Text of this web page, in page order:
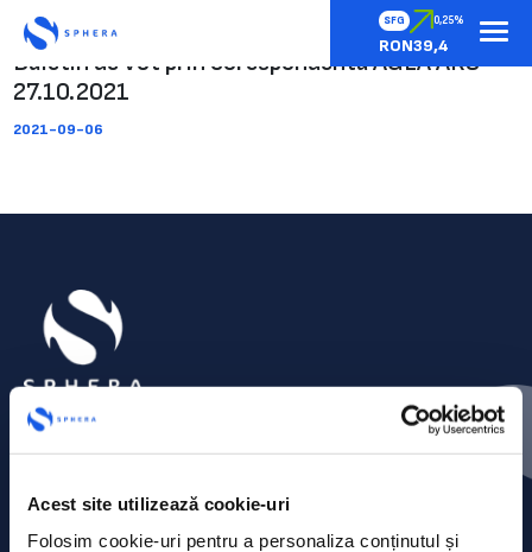
Acest site utilizează cookie-uri
Folosim cookie-uri pentru a personaliza conținutul și
SFG 0,25%
RON39,4
Buletin de vot prin corespondenta AGEA ARS
27.10.2021
2021-09-06